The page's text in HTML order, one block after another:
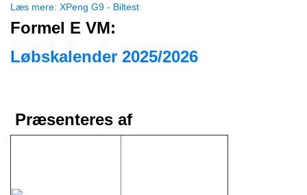
Læs mere: XPeng G9 - Biltest
Formel E VM:
Løbskalender 2025/2026
Præsenteres af